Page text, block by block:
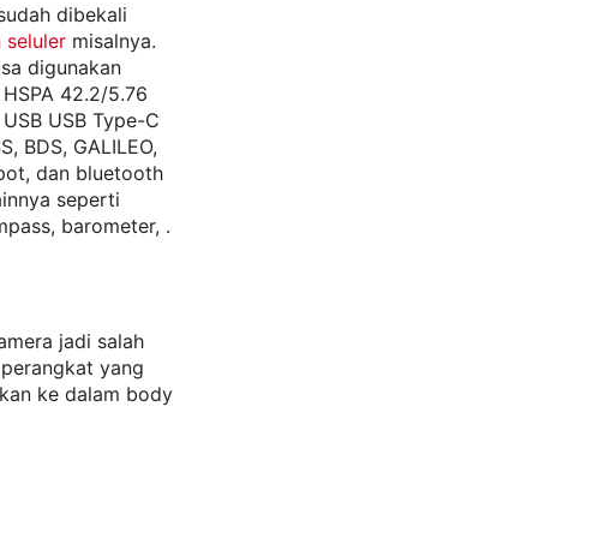
dibekali
seluler misalnya.
digunakan
42.2/5.76
USB Type-C
BDS, GALILEO,
dan bluetooth
seperti
barometer, .
jadi salah
yang
ke dalam body